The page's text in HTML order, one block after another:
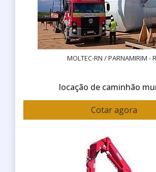
MOLTEC-RN / PARNAMIRIM -
locação de caminhão
Cotar agora